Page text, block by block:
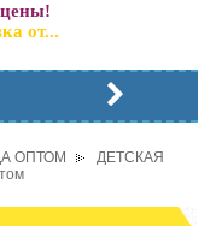
цены!
от...
ОПТОМ
ДЕТСКАЯ